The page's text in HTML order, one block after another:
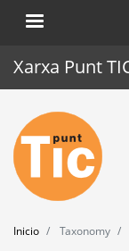
Xarxa Punt
Inicio
Punt TIC
Actualidad
Agenda
Inicio Taxonomy